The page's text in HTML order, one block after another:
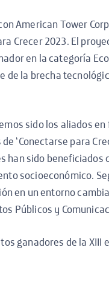
American Tower
Crecer 2023. El
en la categoría
de la brecha
sido los aliados
‘Conectarse para
han sido beneficiados
socioeconómico.
en un entorno
Públicos y
ganadores de la XIII